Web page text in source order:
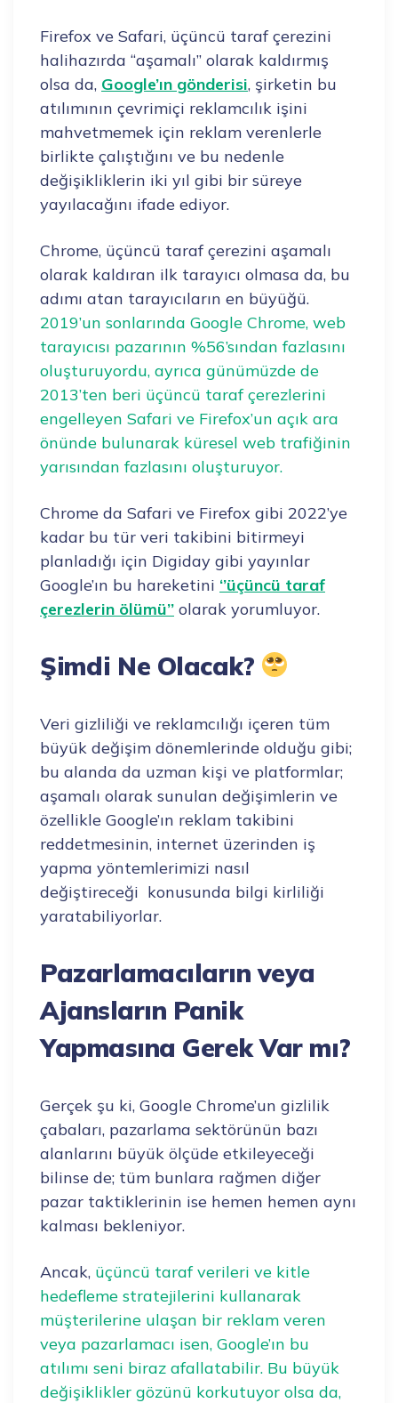
Firefox ve Safari, üçüncü taraf çerezini
halihazırda “aşamalı” olarak kaldırmış
olsa da, Google’ın gönderisi, şirketin bu
atılımının çevrimiçi reklamcılık işini
mahvetmemek için reklam verenlerle
birlikte çalıştığını ve bu nedenle
değişikliklerin iki yıl gibi bir süreye
yayılacağını ifade ediyor.
Chrome, üçüncü taraf çerezini aşamalı
olarak kaldıran ilk tarayıcı olmasa da, bu
adımı atan tarayıcıların en büyüğü.
2019’un sonlarında Google Chrome, web
tarayıcısı pazarının %56’sından fazlasını
oluşturuyordu, ayrıca günümüzde de
2013’ten beri üçüncü taraf çerezlerini
engelleyen Safari ve Firefox’un açık ara
önünde bulunarak küresel web trafiğinin
yarısından fazlasını oluşturuyor.
Chrome da Safari ve Firefox gibi 2022’ye
kadar bu tür veri takibini bitirmeyi
planladığı için Digiday gibi yayınlar
Google’ın bu hareketini ‘’üçüncü taraf
çerezlerin ölümü’’ olarak yorumluyor.
Şimdi Ne Olacak?
Veri gizliliği ve reklamcılığı içeren tüm
büyük değişim dönemlerinde olduğu gibi;
bu alanda da uzman kişi ve platformlar;
aşamalı olarak sunulan değişimlerin ve
özellikle Google’ın reklam takibini
reddetmesinin, internet üzerinden iş
yapma yöntemlerimizi nasıl
değiştireceği konusunda bilgi kirliliği
yaratabiliyorlar.
Pazarlamacıların veya
Ajansların Panik
Yapmasına Gerek Var mı?
Gerçek şu ki, Google Chrome’un gizlilik
çabaları, pazarlama sektörünün bazı
alanlarını büyük ölçüde etkileyeceği
bilinse de; tüm bunlara rağmen diğer
pazar taktiklerinin ise hemen hemen aynı
kalması bekleniyor.
Ancak, üçüncü taraf verileri ve kitle
hedefleme stratejilerini kullanarak
müşterilerine ulaşan bir reklam veren
veya pazarlamacı isen, Google’ın bu
atılımı seni biraz afallatabilir. Bu büyük
değişiklikler gözünü korkutuyor olsa da,